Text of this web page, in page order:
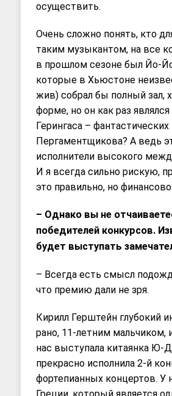
осуществить.
Очень сложно понять, кто
таким музыкантом, на все
в прошлом сезоне был Йо-
которые в Хьюстоне
жив) собрал бы полный зал,
форме, но он как раз
Герингаса –
Пергаментщикова? А ведь
исполнители высокого
И я всегда сильно рискую,
это правильно, но
– Однако вы не
победителей конкурсов.
будет выступать
– Всегда есть смысл
что премию дали не зря.
Кирилл Герштейн глубокий
рано, 11-летним мальчиком,
нас выступала китаянка Ю-
прекрасно исполнила 2-й
фортепианных концертов. У